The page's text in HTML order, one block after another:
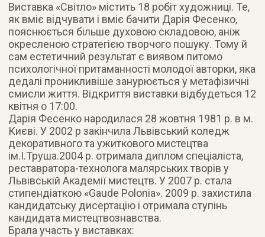
Виставка «Світло» містить 18 робіт художниці. Те,
як вміє відчувати і вміє бачити Дарія Фесенко,
пояснюється більше духовою складовою, аніж
окресленою стратегією творчого пошуку. Тому й
сам естетичний результат є виявом питомо
психологічної притаманності молодої авторки, яка
дедалі проникливіше занурюється у метафізичні
смисли життя. Відкриття виставки відбудеться 12
квітня о 17:00.
Дарія Фесенко народилася 28 жовтня 1981 р. в м.
Києві. У 2002 р закінчила Львівський коледж
декоративного та ужиткового мистецтва
ім.І.Труша.2004 р. отримала диплом спеціаліста,
реставратора-технолога малярських творів у
Львівській Академії мистецтв. У 2007 р. стала
стипендіаткою «Gaude Polonia». 2009 р. захистила
кандидатську дисертацію і отримала ступінь
кандидата мистецтвознавства.
Брала участь у виставках: